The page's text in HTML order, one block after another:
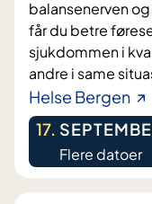
balansenerven
får du betre
sjukdommen i
andre i same
Helse Bergen
17.
Flere datoer